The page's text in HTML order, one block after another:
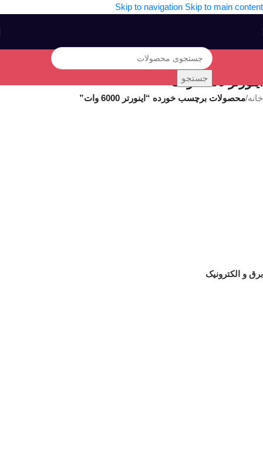
Skip to navigation Skip to main content
جستجو اینورتر 6000 وات
خانه/محصولات برچسب خورده “اینورتر 6000 وات”
برق و الکترونیک